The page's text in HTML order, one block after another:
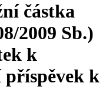
částka
2009 Sb.)
k
příspěvek k